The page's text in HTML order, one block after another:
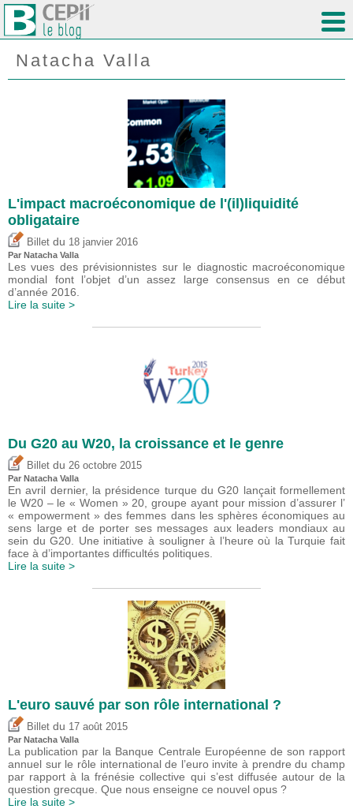
Natacha Valla
L'impact macroéconomique de l'(il)liquidité
obligataire
Billet du 18 janvier 2016
Par Natacha Valla
Les vues des prévisionnistes sur le diagnostic macroéconomique
mondial font l’objet d’un assez large consensus en ce début
d’année 2016.
Lire la suite >
Du G20 au W20, la croissance et le genre
Billet du 26 octobre 2015
Par Natacha Valla
En avril dernier, la présidence turque du G20 lançait formellement
le W20 – le « Women » 20, groupe ayant pour mission d’assurer l’
« empowerment » des femmes dans les sphères économiques au
sens large et de porter ses messages aux leaders mondiaux au
sein du G20. Une initiative à souligner à l’heure où la Turquie fait
face à d’importantes difficultés politiques.
Lire la suite >
L'euro sauvé par son rôle international ?
Billet du 17 août 2015
Par Natacha Valla
La publication par la Banque Centrale Européenne de son rapport
annuel sur le rôle international de l’euro invite à prendre du champ
par rapport à la frénésie collective qui s’est diffusée autour de la
question grecque. Que nous enseigne ce nouvel opus ?
Lire la suite >